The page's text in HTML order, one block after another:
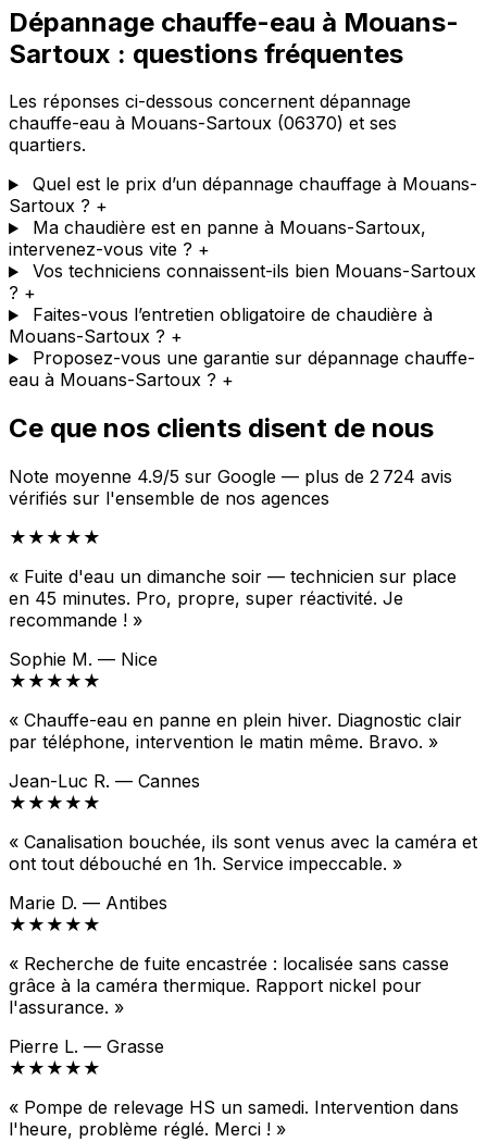
Dépannage chauffe-eau à Mouans-
Sartoux : questions fréquentes
Les réponses ci-dessous concernent dépannage
chauffe-eau à Mouans-Sartoux (06370) et ses
quartiers.
Quel est le prix d’un dépannage chauffage à Mouans-
Sartoux ? +
Ma chaudière est en panne à Mouans-Sartoux,
intervenez-vous vite ? +
Vos techniciens connaissent-ils bien Mouans-Sartoux
? +
Faites-vous l’entretien obligatoire de chaudière à
Mouans-Sartoux ? +
Proposez-vous une garantie sur dépannage chauffe-
eau à Mouans-Sartoux ? +
Ce que nos clients disent de nous
Note moyenne 4.9/5 sur Google — plus de 2 724 avis
vérifiés sur l'ensemble de nos agences
★★★★★
« Fuite d'eau un dimanche soir — technicien sur place
en 45 minutes. Pro, propre, super réactivité. Je
recommande ! »
Sophie M. — Nice
★★★★★
« Chauffe-eau en panne en plein hiver. Diagnostic clair
par téléphone, intervention le matin même. Bravo. »
Jean-Luc R. — Cannes
★★★★★
« Canalisation bouchée, ils sont venus avec la caméra et
ont tout débouché en 1h. Service impeccable. »
Marie D. — Antibes
★★★★★
« Recherche de fuite encastrée : localisée sans casse
grâce à la caméra thermique. Rapport nickel pour
l'assurance. »
Pierre L. — Grasse
★★★★★
« Pompe de relevage HS un samedi. Intervention dans
l'heure, problème réglé. Merci ! »